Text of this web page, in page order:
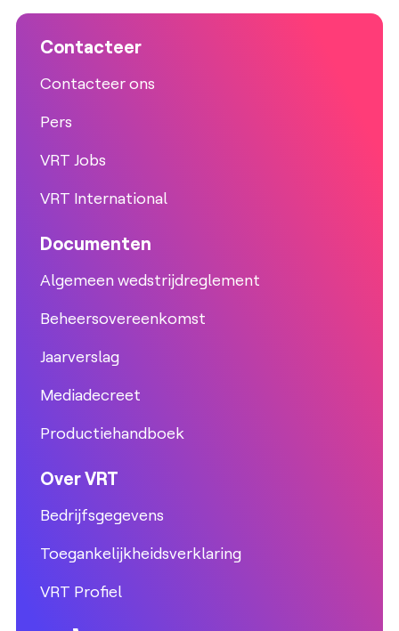
Contacteer
Contacteer ons
Pers
VRT Jobs
VRT International
Documenten
Algemeen wedstrijdreglement
Beheersovereenkomst
Jaarverslag
Mediadecreet
Productiehandboek
Over VRT
Bedrijfsgegevens
Toegankelijkheidsverklaring
VRT Profiel